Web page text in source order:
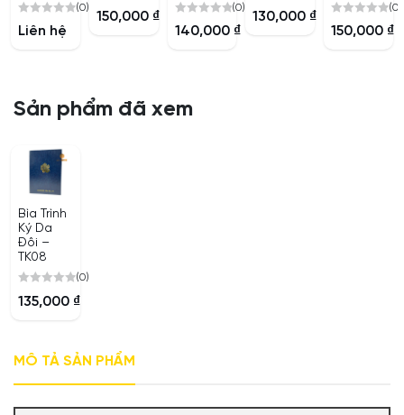
0
(0)
Liên hệ
0
150,000 ₫
0
(0)
140,000 ₫
0
130,000 ₫
0
(0)
150,000 ₫
Sản phẩm đã xem
Bìa Trình
Ký Da
Đôi –
TK08
(0)
135,000 ₫
MÔ TẢ SẢN PHẨM